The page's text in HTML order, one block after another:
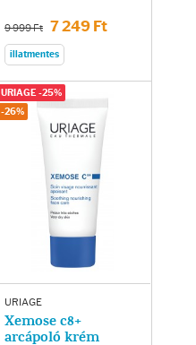
9 999 Ft 7 249 Ft
illatmentes
URIAGE
Xemose c8+
arcápoló krém
URIAGE -25%
-26%